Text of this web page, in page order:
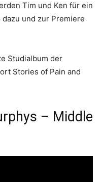
Tim und Ken für ein
dazu und zur Premiere
Studialbum der
Stories of Pain and
– Middle